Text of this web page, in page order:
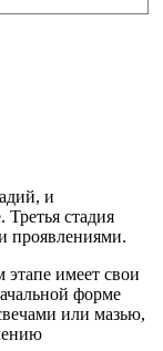
и
стадия
проявлениями.
этапе имеет свои
форме
или мазью,